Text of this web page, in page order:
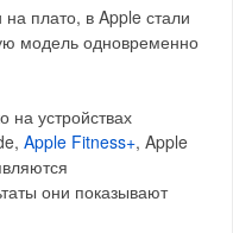
плато, в Apple стали
модель одновременно
на устройствах
Apple Fitness+, Apple
они показывают